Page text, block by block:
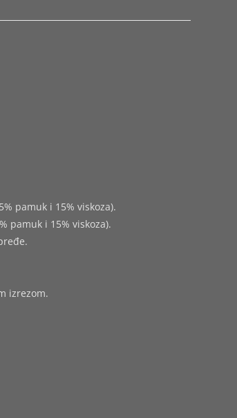
pamuk i 15% viskoza).
pamuk i 15% viskoza).
izrezom.